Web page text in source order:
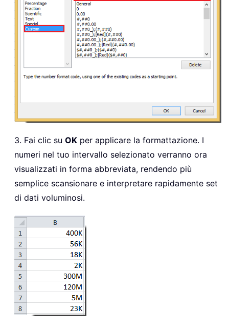
3. Fai clic su OK per applicare la formattazione. I
numeri nel tuo intervallo selezionato verranno ora
visualizzati in forma abbreviata, rendendo più
semplice scansionare e interpretare rapidamente set
di dati voluminosi.